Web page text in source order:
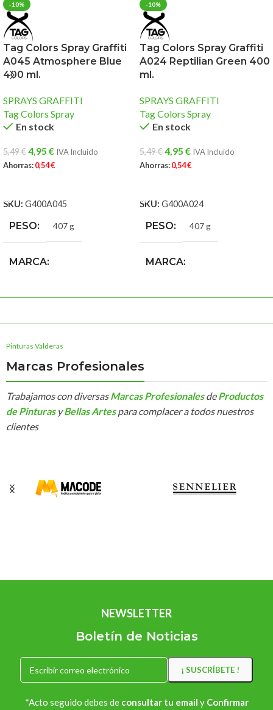
-10%
Tag Colors Spray Graffiti
A045 Atmosphere Blue
400 ml.
SPRAYS GRAFFITI
Tag Colors Spray
En stock
5,49€4,95 € IVA Incluido
Ahorras:0,54€
SKU: G400A045
PESO 407 g
MARCA
-10%
Tag Colors Spray Graffiti
A024 Reptilian Green 400
ml.
SPRAYS GRAFFITI
Tag Colors Spray
En stock
5,49€4,95 € IVA Incluido
Ahorras:0,54€
SKU: G400A024
PESO 407 g
MARCA
Pinturas Valderas
Marcas Profesionales
Trabajamos con diversasMarcas Profesionales deProductos
de Pinturas yBellas Artespara complacer a todos nuestros
clientes
NEWSLETTER
Boletín de Noticias
*Acto seguido debes de consultar tu email y Confirmar